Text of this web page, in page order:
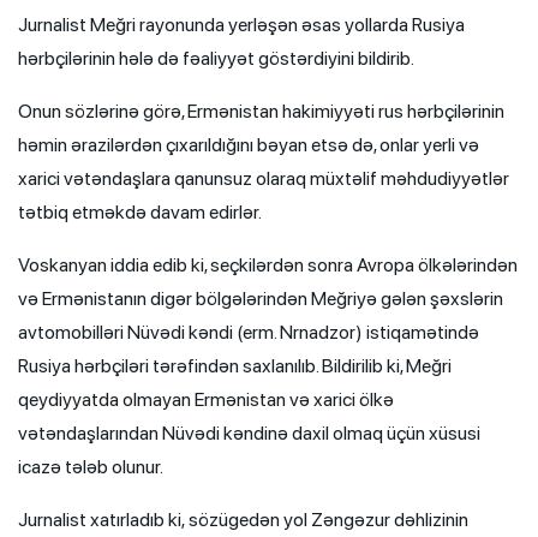
Jurnalist Meğri rayonunda yerləşən əsas yollarda Rusiya
hərbçilərinin hələ də fəaliyyət göstərdiyini bildirib.
Onun sözlərinə görə, Ermənistan hakimiyyəti rus hərbçilərinin
həmin ərazilərdən çıxarıldığını bəyan etsə də, onlar yerli və
xarici vətəndaşlara qanunsuz olaraq müxtəlif məhdudiyyətlər
tətbiq etməkdə davam edirlər.
Voskanyan iddia edib ki, seçkilərdən sonra Avropa ölkələrindən
və Ermənistanın digər bölgələrindən Meğriyə gələn şəxslərin
avtomobilləri Nüvədi kəndi (erm. Nrnadzor) istiqamətində
Rusiya hərbçiləri tərəfindən saxlanılıb. Bildirilib ki, Meğri
qeydiyyatda olmayan Ermənistan və xarici ölkə
vətəndaşlarından Nüvədi kəndinə daxil olmaq üçün xüsusi
icazə tələb olunur.
Jurnalist xatırladıb ki, sözügedən yol Zəngəzur dəhlizinin